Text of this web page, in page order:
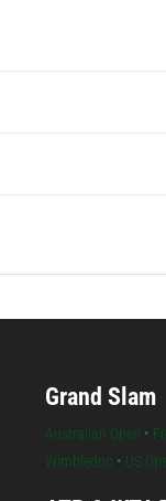
Grand Slam
Australian Open •
Wimbledon • US